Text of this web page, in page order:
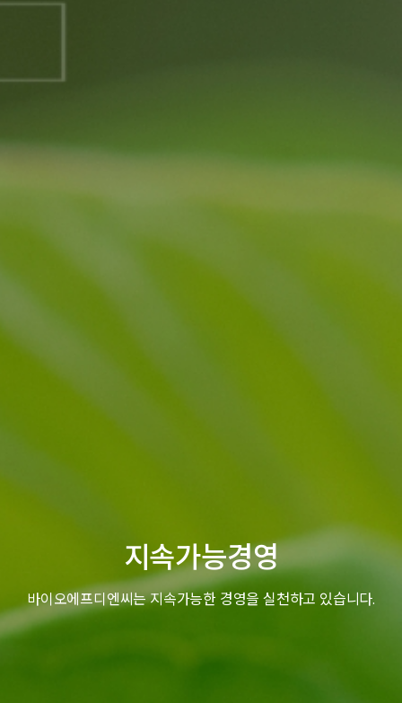
지속가능경영
바이오에프디엔씨는 지속가능한 경영을 실천하고 있습니다.